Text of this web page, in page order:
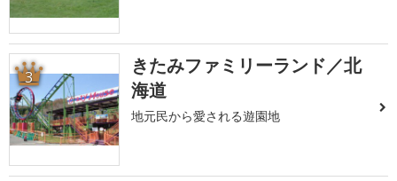
3
きたみファミリーランド／北
海道
地元民から愛される遊園地